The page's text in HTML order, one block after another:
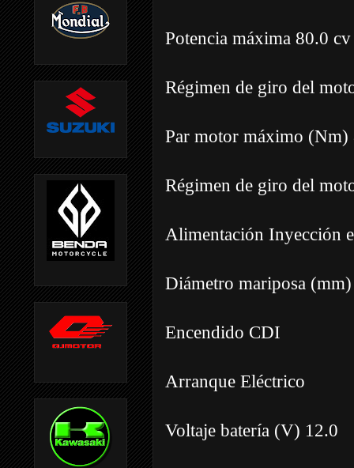
Potencia máxima 80.0 cv
Régimen de giro del
Par motor máximo (Nm)
Régimen de giro del
Alimentación Inyección
Diámetro mariposa
Encendido CDI
Arranque Eléctrico
Voltaje batería (V) 12.0